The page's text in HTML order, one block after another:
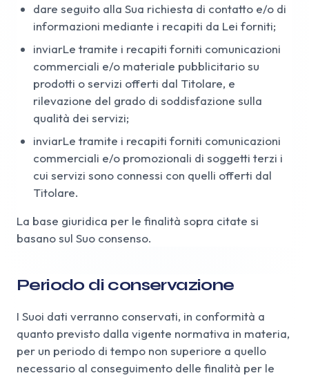
dare seguito alla Sua richiesta di contatto e/o di
informazioni mediante i recapiti da Lei forniti;
inviarLe tramite i recapiti forniti comunicazioni
commerciali e/o materiale pubblicitario su
prodotti o servizi offerti dal Titolare, e
rilevazione del grado di soddisfazione sulla
qualità dei servizi;
inviarLe tramite i recapiti forniti comunicazioni
commerciali e/o promozionali di soggetti terzi i
cui servizi sono connessi con quelli offerti dal
Titolare.
La base giuridica per le finalità sopra citate si
basano sul Suo consenso.
Periodo di conservazione
I Suoi dati verranno conservati, in conformità a
quanto previsto dalla vigente normativa in materia,
per un periodo di tempo non superiore a quello
necessario al conseguimento delle finalità per le